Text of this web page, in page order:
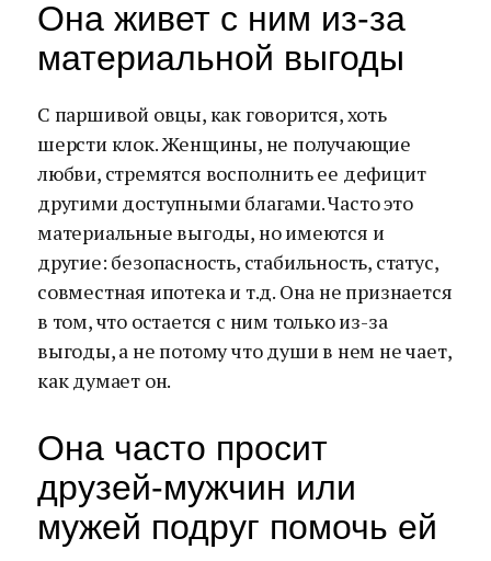
Она живет с ним из-за
материальной выгоды
С паршивой овцы, как говорится, хоть
шерсти клок. Женщины, не получающие
любви, стремятся восполнить ее дефицит
другими доступными благами. Часто это
материальные выгоды, но имеются и
другие: безопасность, стабильность, статус,
совместная ипотека и т.д. Она не признается
в том, что остается с ним только из-за
выгоды, а не потому что души в нем не чает,
как думает он.
Она часто просит
друзей-мужчин или
мужей подруг помочь ей